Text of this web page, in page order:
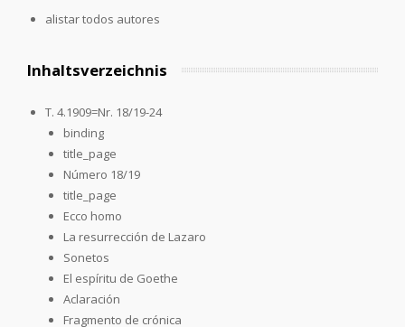
alistar todos autores
Inhaltsverzeichnis
T. 4.1909=Nr. 18/19-24
binding
title_page
Número 18/19
title_page
Ecco homo
La resurrección de Lazaro
Sonetos
El espíritu de Goethe
Aclaración
Fragmento de crónica